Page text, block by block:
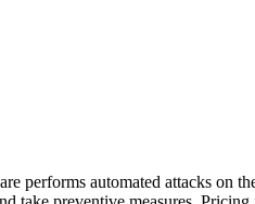
performs automated attacks